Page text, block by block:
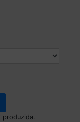
produzida.